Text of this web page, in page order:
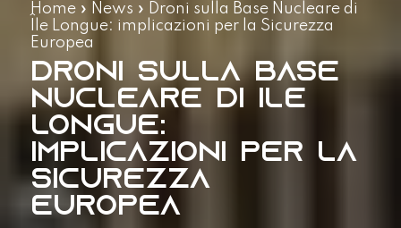
Home» News » Droni sulla Base Nucleare di
Île Longue: implicazioni per la Sicurezza
Europea
Droni sulla Base
Nucleare di Île
Longue:
implicazioni per la
Sicurezza
Europea